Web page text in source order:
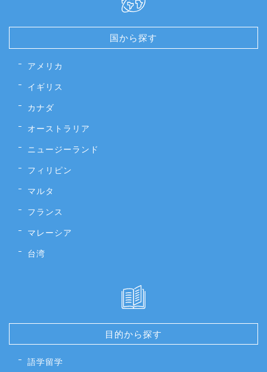
国から探す
アメリカ
イギリス
カナダ
オーストラリア
ニュージーランド
フィリピン
マルタ
フランス
マレーシア
台湾
目的から探す
語学留学